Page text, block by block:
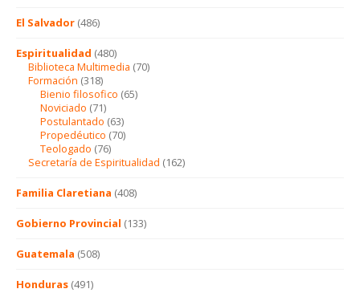
El Salvador (486)
Espiritualidad (480)
Biblioteca Multimedia (70)
Formación (318)
Bienio filosofico (65)
Noviciado (71)
Postulantado (63)
Propedéutico (70)
Teologado (76)
Secretaría de Espiritualidad (162)
Familia Claretiana (408)
Gobierno Provincial (133)
Guatemala (508)
Honduras (491)